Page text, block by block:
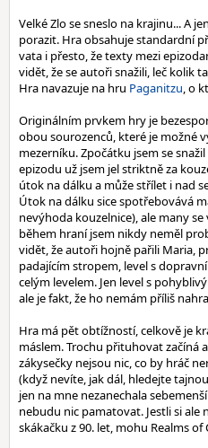
Velké Zlo se sneslo na krajinu... A
porazit. Hra obsahuje standardní
vata i přesto, že texty mezi
vidět, že se autoři snažili, leč kolik
Hra navazuje na hru Paganitzu, o
Originálním prvkem hry je
obou sourozenců, které je možné
mezerníku. Zpočátku jsem se
epizodu už jsem jel striktně za
útok na dálku a může střílet i nad
Útok na dálku sice spotřebovává
nevýhoda kouzelnice), ale many
během hraní jsem nikdy neměl
vidět, že autoři hojně pařili Maria,
padajícím stropem, level s
celým levelem. Jen level s
ale je fakt, že ho nemám příliš
Hra má pět obtížností, celkově je
máslem. Trochu přituhovat začíná
zákysečky nejsou nic, co by hráč
(když nevíte, jak dál, hledejte
jen na mne nezanechala
nebudu nic pamatovat. Jestli si ale
skákačku z 90. let, mohu Realms